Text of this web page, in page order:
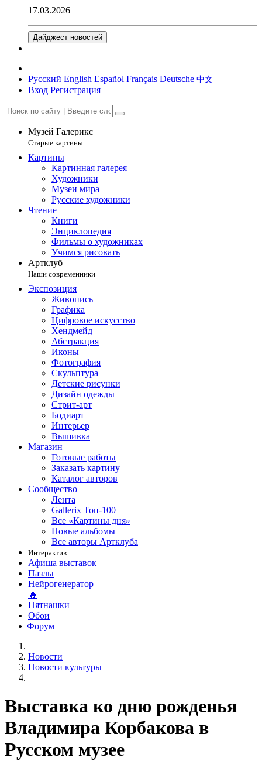
17.03.2026
Дайджест новостей
Русский English Español Français Deutsche 中文
Вход Регистрация
Музей Галерикс
Старые картины
Картины
Картинная галерея
Художники
Музеи мира
Русские художники
Чтение
Книги
Энциклопедия
Фильмы о художниках
Учимся рисовать
Артклуб
Наши современники
Экспозиция
Живопись
Графика
Цифровое искусство
Хендмейд
Абстракция
Иконы
Фотография
Скульптура
Детские рисунки
Дизайн одежды
Стрит-арт
Бодиарт
Интерьер
Вышивка
Магазин
Готовые работы
Заказать картину
Каталог авторов
Сообщество
Лента
Gallerix Топ-100
Все «Картины дня»
Новые альбомы
Все авторы Артклуба
Интерактив
Афиша выставок
Пазлы
Нейрогенератор
🔥
Пятнашки
Обои
Форум
Новости
Новости культуры
Выставка ко дню рожденья
Владимира Корбакова в
Русском музее